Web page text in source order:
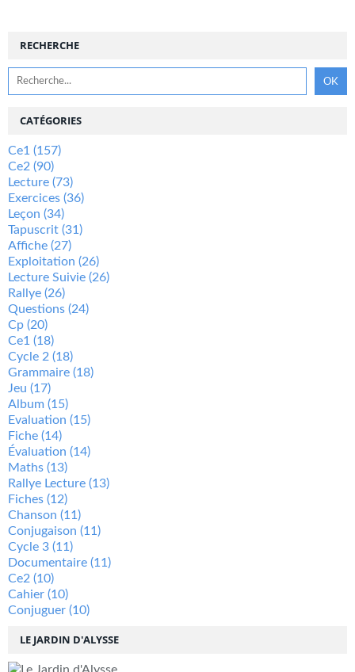
RECHERCHE
LE JARDIN D'ALYSSE
CATÉGORIES
Ce1 (157)
Ce2 (90)
Lecture (73)
Exercices (36)
Leçon (34)
Tapuscrit (31)
Affiche (27)
Exploitation (26)
Lecture Suivie (26)
Rallye (26)
Questions (24)
Cp (20)
Ce1 (18)
Cycle 2 (18)
Grammaire (18)
Jeu (17)
Album (15)
Evaluation (15)
Fiche (14)
Évaluation (14)
Maths (13)
Rallye Lecture (13)
Fiches (12)
Chanson (11)
Conjugaison (11)
Cycle 3 (11)
Documentaire (11)
Ce2 (10)
Cahier (10)
Conjuguer (10)